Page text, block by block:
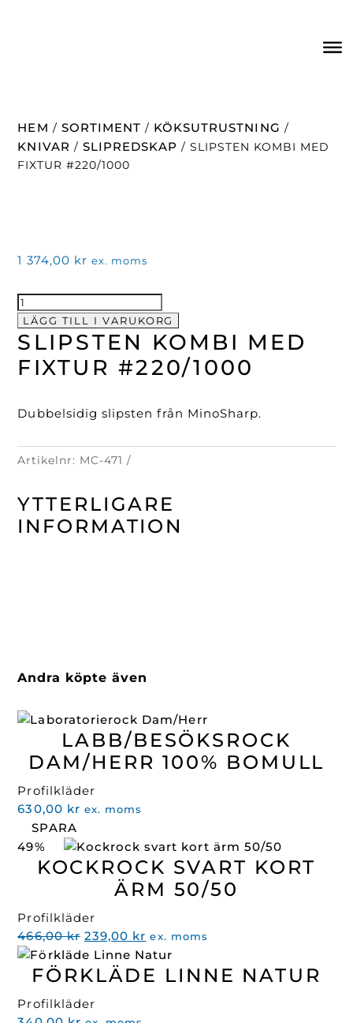
HEM / SORTIMENT / KÖKSUTRUSTNING /
KNIVAR / SLIPREDSKAP / SLIPSTEN KOMBI MED
FIXTUR #220/1000
SLIPSTEN KOMBI MED
FIXTUR #220/1000
Dubbelsidig slipsten från MinoSharp.
Artikelnr: MC-471
YTTERLIGARE
INFORMATION
1 374,00 kr ex. moms
Slipsten
kombi
med
#220/1000
LÄGG TILL I VARUKORG
Andra köpte även
LABB/BESÖKSROCK
DAM/HERR 100% BOMULL
Profilkläder
630,00 kr ex. moms
SPARA
49%
KOCKROCK SVART KORT
ÄRM 50/50
Profilkläder
466,00kr Det
ursprungliga
priset
466,00 kr.
239,00 kr Det
nuvarande
priset
ex. moms
FÖRKLÄDE LINNE NATUR
Profilkläder